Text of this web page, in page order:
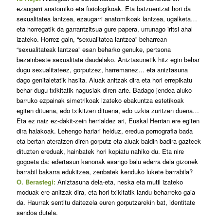
ezaugarri anatomiko eta fisiologikoak. Eta batzuentzat hori da
sexualitatea lantzea, ezaugarri anatomikoak lantzea, ugalketa…
eta horregatik da garrantzitsua gure papera, urrunago iritsi ahal
izateko. Horrez gain, “sexualitatea lantzea” beharrean
“sexualitateak lantzea” esan beharko genuke, pertsona
bezainbeste sexualitate daudelako. Aniztasunetik hitz egin behar
dugu sexualitateez, gorputzez, harremanez… eta aniztasuna
dago genitaletatik hasita. Aluak anitzak dira eta hori errepikatu
behar dugu txikitatik nagusiak diren arte. Badago jendea aluko
barruko ezpainak simetrikoak izateko ebakuntza estetikoak
egiten dituena, edo txikitzen dituena, edo uzkia zuritzen duena…
Eta ez naiz ez-dakit-zein herrialdez ari, Euskal Herrian ere egiten
dira halakoak. Lehengo hariari helduz, eredua pornografia bada
eta bertan ateratzen diren gorputz eta aluak baldin badira gazteek
dituzten ereduak, hainbatek hori kopiatu nahiko du. Eta nire
gogoeta da: edertasun kanonak esango balu ederra dela gizonek
barrabil bakarra edukitzea, zenbatek kenduko lukete barrabila?
O. Berastegi:Aniztasuna dela-eta, neska eta mutil izateko
moduak ere anitzak dira, eta hori txikitatik landu beharreko gaia
da. Haurrak sentitu daitezela euren gorputzarekin bat, identitate
sendoa dutela.